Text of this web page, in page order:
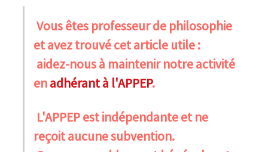
Vous êtes professeur de philosophie
et avez trouvé cet article utile :
aidez-nous à maintenir notre activité
enadhérant à l'APPEP.
L'APPEP est indépendante et ne
reçoit aucune subvention.